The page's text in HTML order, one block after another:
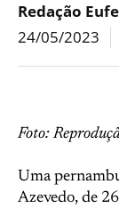
Redação
24/05/2023
Foto:
Uma
Azevedo, de